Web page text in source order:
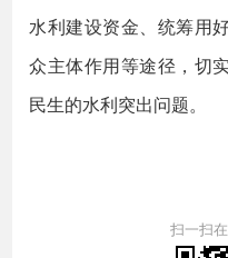
水利建设资金、统筹用
众主体作用等途径，切
民生的水利突出问题。
扫一扫